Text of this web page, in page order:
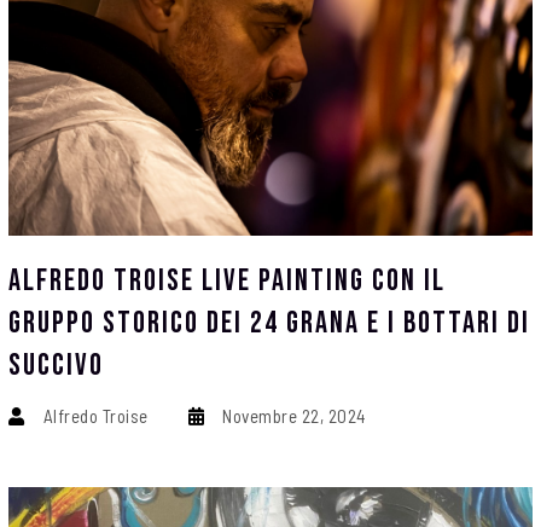
Alfredo Troise Live Painting Con Il
Gruppo Storico Dei 24 Grana E I Bottari Di
Succivo
Alfredo Troise Novembre 22, 2024